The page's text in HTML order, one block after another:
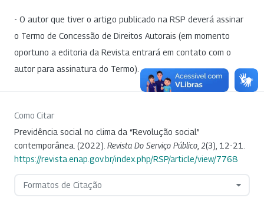
- O autor que tiver o artigo publicado na RSP deverá assinar
o Termo de Concessão de Direitos Autorais (em momento
oportuno a editoria da Revista entrará em contato com o
autor para assinatura do Termo).
Como Citar
Previdência social no clima da “Revolução social”
contemporânea. (2022). Revista Do Serviço Público 2(3), 12-21.
https://revista.enap.gov.br/index.php/RSP/article/view/7768
Formatos de Citação